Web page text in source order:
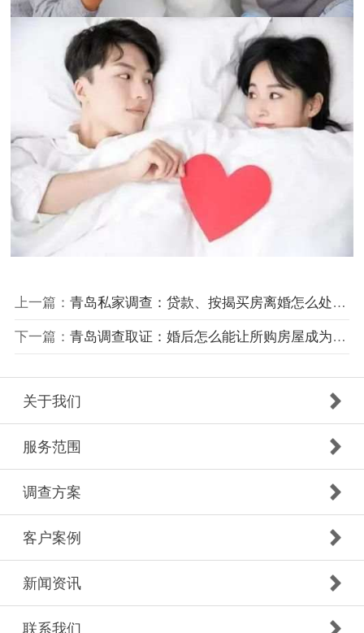
上一篇： 青岛私家调查：贷款、按揭买房离婚怎么处理？
下一篇： 青岛调查取证：婚后怎么能让所购房屋成为个人财产
关于我们
服务范围
调查方案
客户案例
新闻资讯
联系我们